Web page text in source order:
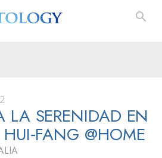
LA SERENIDAD EN
@HOME